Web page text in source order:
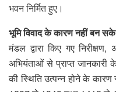
भवन निर्मित हुए।
भूमि विवाद के कारण नहीं बन
मंडल द्वारा किए गए निरीक्षण,
अभियंताओं से प्राप्त जानकारी
की स्थिति उत्पन्न होने के